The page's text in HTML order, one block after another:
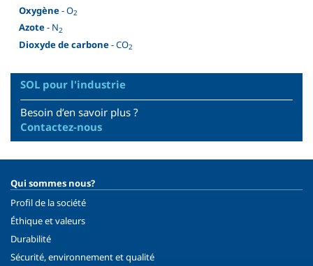
Oxygène- O2
Azote- N2
Dioxyde de carbone- CO2
SOL pour l'industrie
Besoin d’en savoir plus ?
Contactez-nous
Qui sommes nous?
Profil de la société
Éthique et valeurs
Durabilité
Sécurité, environnement et qualité